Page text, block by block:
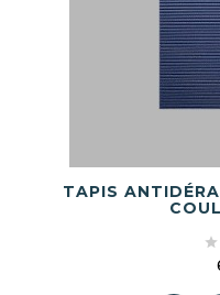
TAPIS
